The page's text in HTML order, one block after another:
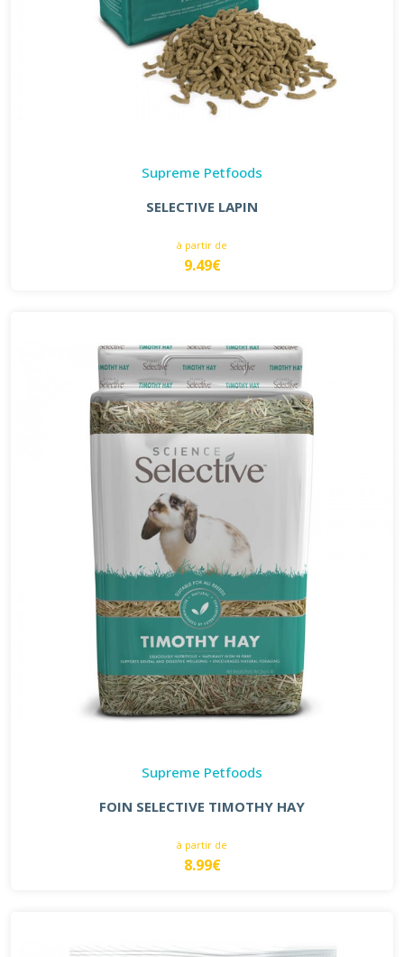
Supreme Petfoods
SELECTIVE LAPIN
à partir de
9.49€
Supreme Petfoods
FOIN SELECTIVE TIMOTHY HAY
à partir de
8.99€